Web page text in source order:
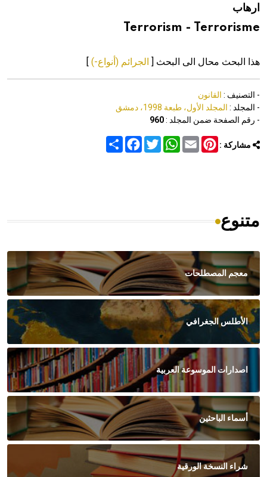
ارهاب
Terrorism - Terrorisme
هذا البحث محال الى البحث [ الجرائم (أنواع-)
- التصنيف : القانون
- المجلد : المجلد الأول، طبعة 1998، دمشق
- رقم الصفحة ضمن المجلد :960
مشاركة : Share
FacebookTwitter
WhatsAppEmail
Pinterest
متنوع
معجم المصطلحات
الأطلس الجغرافي
اصدارات الموسوعة العربية
أسماء الباحثين
شراء النسخة الورقية